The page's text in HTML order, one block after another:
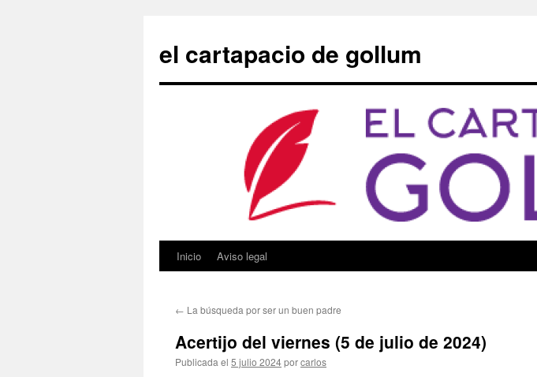
contenido
el cartapacio de gollum
Inicio Aviso legal
← La búsqueda por ser un buen padre
Acertijo del viernes (5 de julio de 2024)
Publicada el 5 julio 2024porcarlos